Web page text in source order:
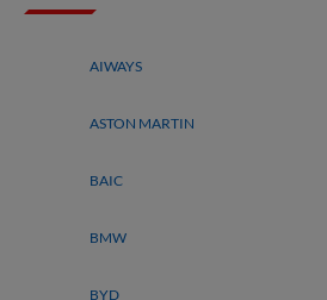
AIWAYS
ASTON MARTIN
BAIC
BMW
BYD